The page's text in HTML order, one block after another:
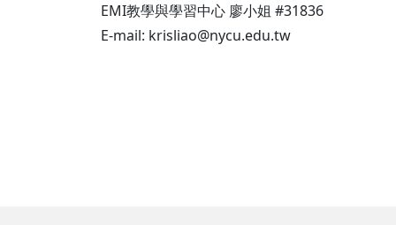
EMI教學與學習中心 廖小姐 #31836
E-mail: krisliao@nycu.edu.tw